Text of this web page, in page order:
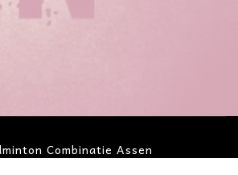
Combinatie Assen